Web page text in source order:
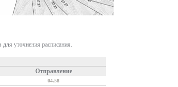
уточнения расписания.
Отправление
04.58